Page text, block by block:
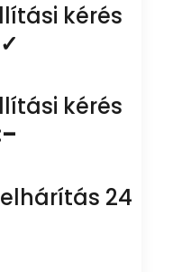
kérés
✓
kérés
–
24